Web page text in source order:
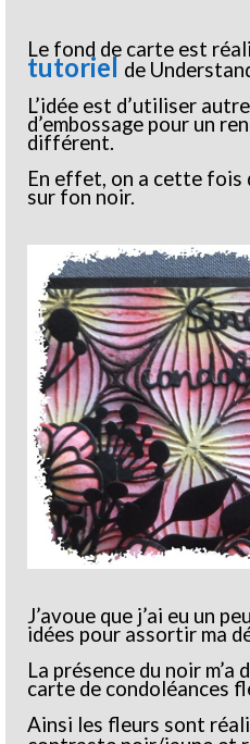
Le fond de carte est
tutoriel de
L’idée est d’utiliser
d’embossage pour un
différent.
En effet, on a cette fois
sur fon noir.
J’avoue que j’ai eu un
idées pour assortir ma
La présence du noir m’a
carte de condoléances
Ainsi les fleurs sont